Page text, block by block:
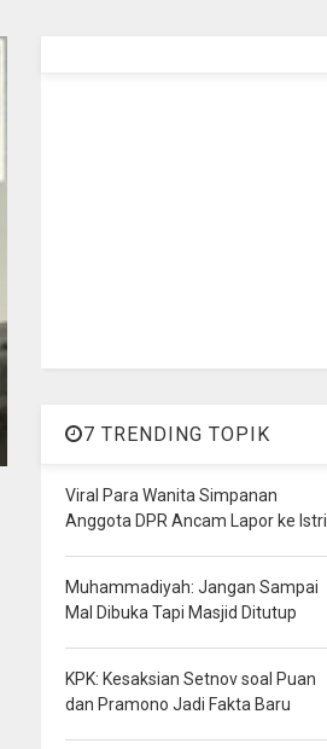
7 TRENDING TOPIK
Viral Para Wanita Simpanan
Anggota DPR Ancam Lapor ke Istri
Muhammadiyah: Jangan Sampai
Mal Dibuka Tapi Masjid Ditutup
KPK: Kesaksian Setnov soal Puan
dan Pramono Jadi Fakta Baru